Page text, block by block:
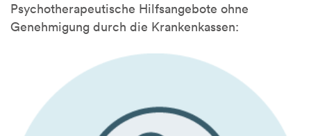
Psychotherapeutische Hilfsangebote ohne
Genehmigung durch die Krankenkassen: